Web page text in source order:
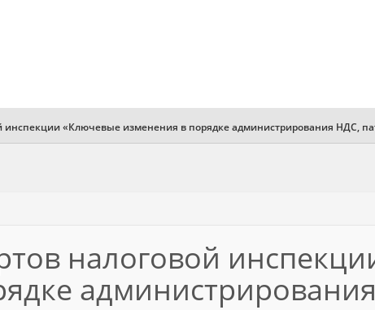
инспекции «Ключевые изменения в порядке администрирования НДС,
налоговой